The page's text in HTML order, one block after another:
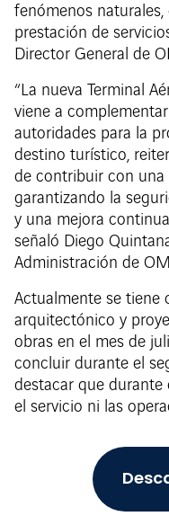
fenómenos
prestación de
Director General de
“La nueva Terminal
viene a
autoridades para la
destino turístico,
de contribuir con
garantizando la
y una mejora
señaló Diego
Administración de
Actualmente se tiene
arquitectónico y
obras en el mes de
concluir durante el
destacar que durante
el servicio ni las